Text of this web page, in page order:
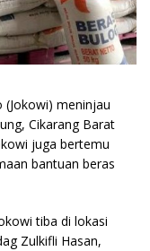
(Jokowi) meninjau
Cikarang Barat
juga bertemu
bantuan beras
tiba di lokasi
Zulkifli Hasan,